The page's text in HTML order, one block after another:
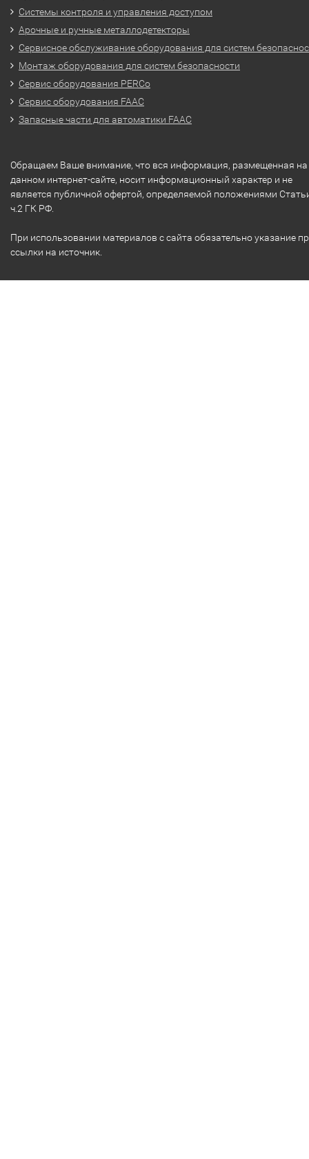
Системы контроля и управления доступом
Арочные и ручные металлодетекторы
Сервисное обслуживание оборудования для систем
Монтаж оборудования для систем безопасности
Сервис оборудования PERCo
Сервис оборудования FAAC
Запасные части для автоматики FAAC
Обращаем Ваше внимание, что вся информация, размещенная на
данном интернет-сайте, носит информационный характер и не
является публичной офертой, определяемой положениями
ч.2 ГК РФ.
При использовании материалов с сайта обязательно указание
ссылки на источник.